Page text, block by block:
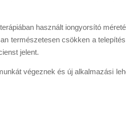
használt iongyorsító
természetesen csökken a
jelent.
végeznek és új alkalmazási